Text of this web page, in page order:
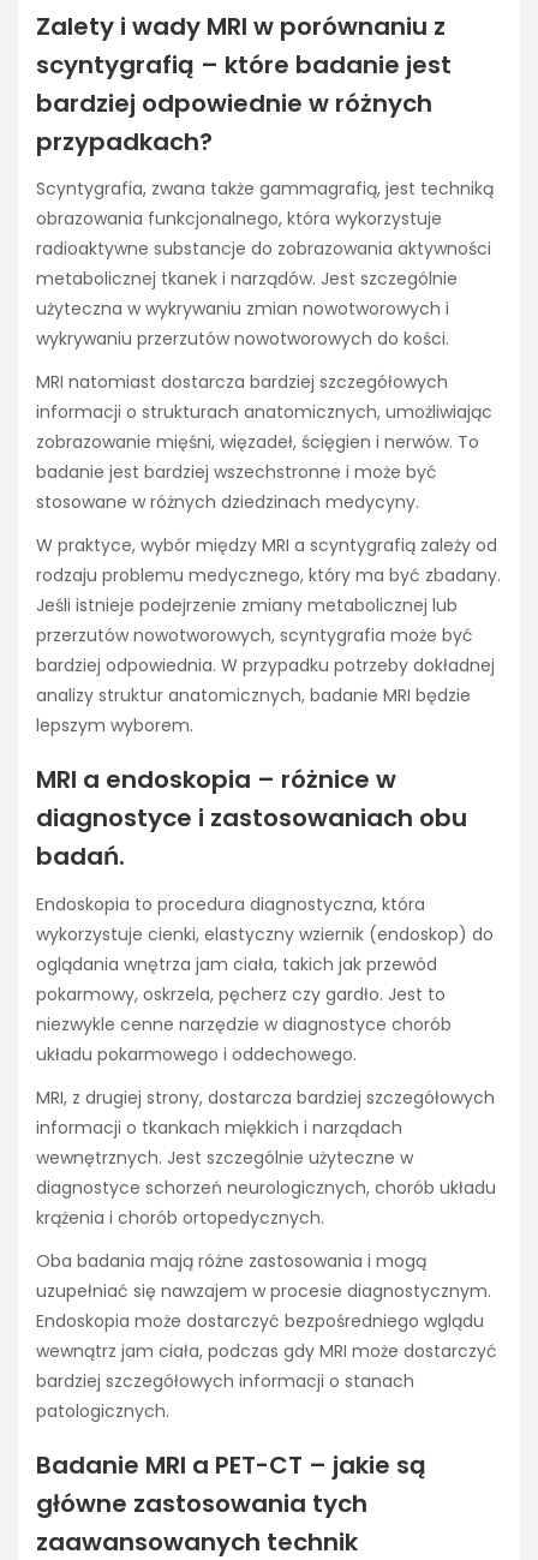
Zalety i wady MRI w porównaniu z
scyntygrafią – które badanie jest
bardziej odpowiednie w różnych
przypadkach?
Scyntygrafia, zwana także gammagrafią, jest techniką
obrazowania funkcjonalnego, która wykorzystuje
radioaktywne substancje do zobrazowania aktywności
metabolicznej tkanek i narządów. Jest szczególnie
użyteczna w wykrywaniu zmian nowotworowych i
wykrywaniu przerzutów nowotworowych do kości.
MRI natomiast dostarcza bardziej szczegółowych
informacji o strukturach anatomicznych, umożliwiając
zobrazowanie mięśni, więzadeł, ścięgien i nerwów. To
badanie jest bardziej wszechstronne i może być
stosowane w różnych dziedzinach medycyny.
W praktyce, wybór między MRI a scyntygrafią zależy od
rodzaju problemu medycznego, który ma być zbadany.
Jeśli istnieje podejrzenie zmiany metabolicznej lub
przerzutów nowotworowych, scyntygrafia może być
bardziej odpowiednia. W przypadku potrzeby dokładnej
analizy struktur anatomicznych, badanie MRI będzie
lepszym wyborem.
MRI a endoskopia – różnice w
diagnostyce i zastosowaniach obu
badań.
Endoskopia to procedura diagnostyczna, która
wykorzystuje cienki, elastyczny wziernik (endoskop) do
oglądania wnętrza jam ciała, takich jak przewód
pokarmowy, oskrzela, pęcherz czy gardło. Jest to
niezwykle cenne narzędzie w diagnostyce chorób
układu pokarmowego i oddechowego.
MRI, z drugiej strony, dostarcza bardziej szczegółowych
informacji o tkankach miękkich i narządach
wewnętrznych. Jest szczególnie użyteczne w
diagnostyce schorzeń neurologicznych, chorób układu
krążenia i chorób ortopedycznych.
Oba badania mają różne zastosowania i mogą
uzupełniać się nawzajem w procesie diagnostycznym.
Endoskopia może dostarczyć bezpośredniego wglądu
wewnątrz jam ciała, podczas gdy MRI może dostarczyć
bardziej szczegółowych informacji o stanach
patologicznych.
Badanie MRI a PET-CT – jakie są
główne zastosowania tych
zaawansowanych technik